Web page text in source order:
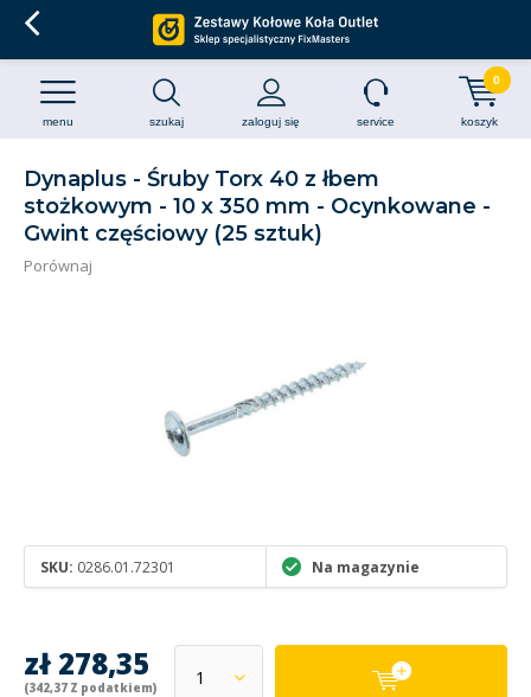
szukaj zaloguj się
menu service koszyk
0
Dynaplus - Śruby Torx 40 z łbem
stożkowym - 10 x 350 mm - Ocynkowane -
Gwint częściowy (25 sztuk)
Porównaj
SKU: 0286.01.72301 Na magazynie
zł 278,35
(342,37 Z podatkiem)